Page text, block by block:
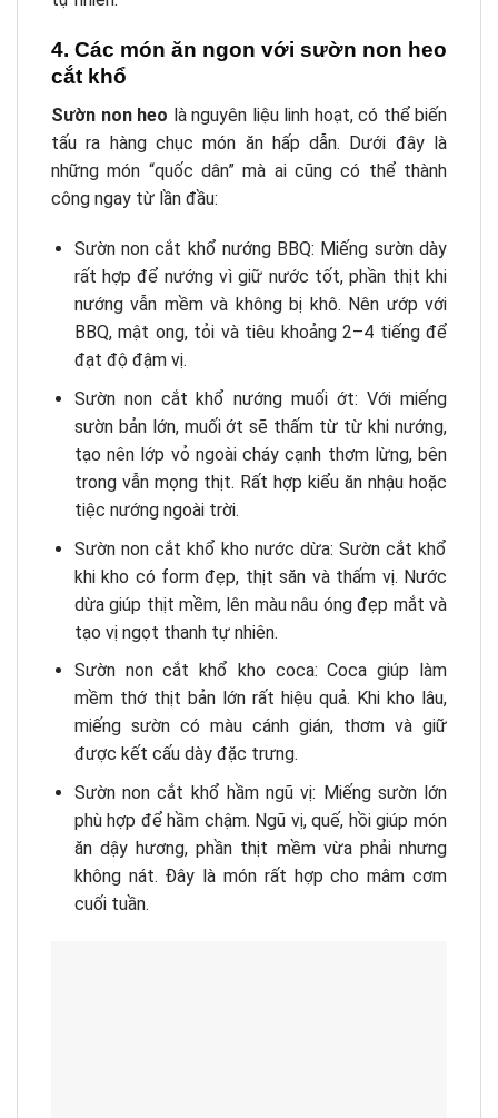
4. Các món ăn ngon với sườn non heo
cắt khổ
Sườn non heo là nguyên liệu linh hoạt, có thể biến
tấu ra hàng chục món ăn hấp dẫn. Dưới đây là
những món “quốc dân” mà ai cũng có thể thành
công ngay từ lần đầu:
Sườn non cắt khổ nướng BBQ: Miếng sườn dày
rất hợp để nướng vì giữ nước tốt, phần thịt khi
nướng vẫn mềm và không bị khô. Nên ướp với
BBQ, mật ong, tỏi và tiêu khoảng 2–4 tiếng để
đạt độ đậm vị.
Sườn non cắt khổ nướng muối ớt: Với miếng
sườn bản lớn, muối ớt sẽ thấm từ từ khi nướng,
tạo nên lớp vỏ ngoài cháy cạnh thơm lừng, bên
trong vẫn mọng thịt. Rất hợp kiểu ăn nhậu hoặc
tiệc nướng ngoài trời.
Sườn non cắt khổ kho nước dừa: Sườn cắt khổ
khi kho có form đẹp, thịt săn và thấm vị. Nước
dừa giúp thịt mềm, lên màu nâu óng đẹp mắt và
tạo vị ngọt thanh tự nhiên.
Sườn non cắt khổ kho coca: Coca giúp làm
mềm thớ thịt bản lớn rất hiệu quả. Khi kho lâu,
miếng sườn có màu cánh gián, thơm và giữ
được kết cấu dày đặc trưng.
Sườn non cắt khổ hầm ngũ vị: Miếng sườn lớn
phù hợp để hầm chậm. Ngũ vị, quế, hồi giúp món
ăn dậy hương, phần thịt mềm vừa phải nhưng
không nát. Đây là món rất hợp cho mâm cơm
cuối tuần.